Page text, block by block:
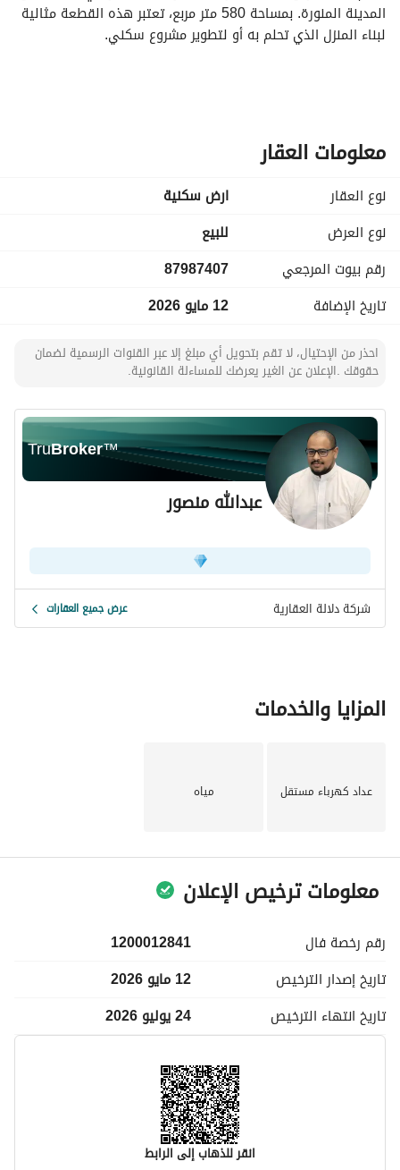
لبناء المنزل الذي تحلم به أو لتطوير مشروع سكني.
- السعر: 580,000 ريال سعودي
- المرافق المتاحة: الكهرباء، إمدادات المياه
مما يوفر وصولًا سهلاً إلى المرافق والخدمات الأساسية.
يسهل السفر والتنقل.
نامية. اتصل بنا اليوم للحصول على مزيد من المعلومات أو لتحديد
موعد للزيارة!
معلومات العقار
نوع العقار
ارض سكنية
نوع العرض
للبيع
رقم بيوت المرجعي
87987407
تاريخ الإضافة
12 مايو 2026
احذر من الإحتيال، لا تقم بتحويل أي مبلغ إلا عبر القنوات الرسمية لضمان
حقوقك .الإعلان عن الغير يعرضك للمساءلة القانونية.
TruBroker™
عبدالله منصور
شركة دلالة العقارية عرض جميع العقارات
المزايا والخدمات
عداد كهرباء مستقل مياه
معلومات ترخيص الإعلان
رقم رخصة فال
1200012841
تاريخ إصدار الترخيص
12 مايو 2026
تاريخ انتهاء الترخيص 24 يوليو 2026
انقر للذهاب إلى الرابط